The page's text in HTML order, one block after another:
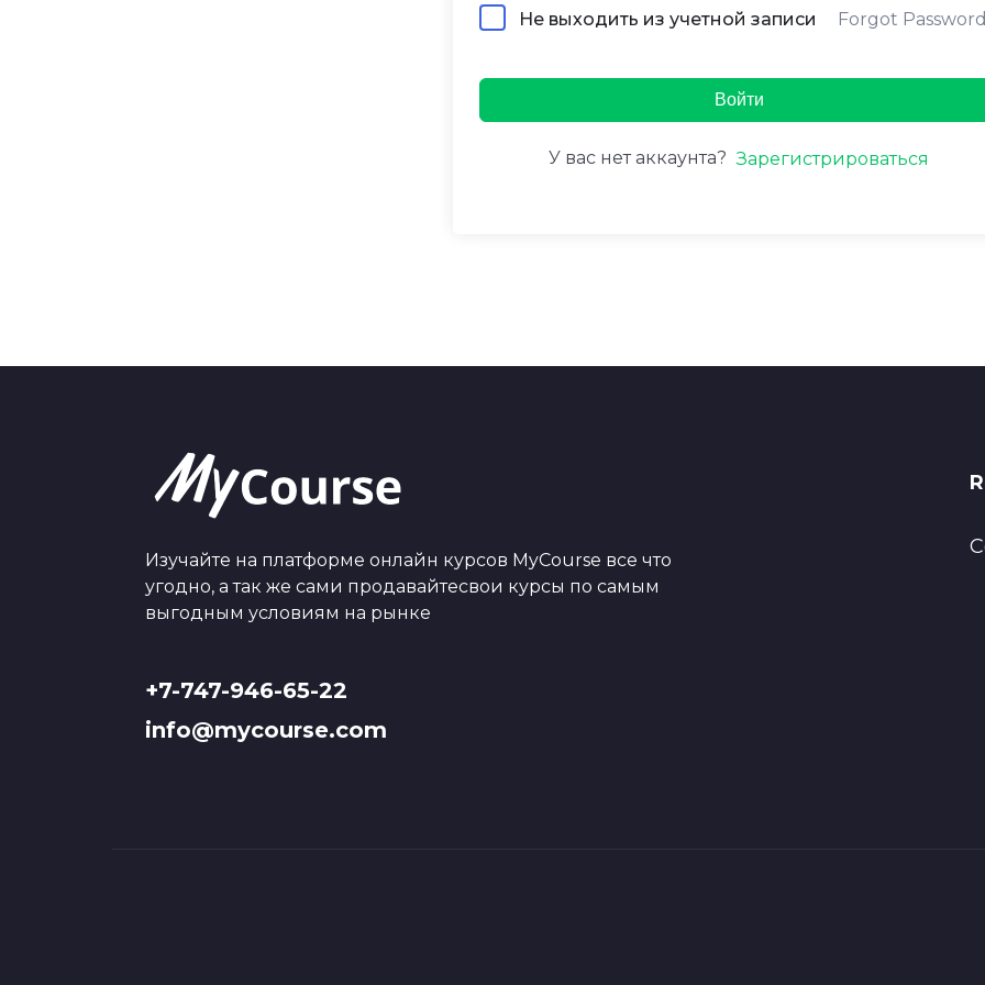
Не выходить из учетной записи Forgot
Войти
У вас нет аккаунта? Зарегистрироваться
Изучайте на платформе онлайн курсов MyCourse все что
угодно, а так же сами продавайтесвои курсы по самым
выгодным условиям на рынке
+7-747-946-65-22
info@mycourse.com